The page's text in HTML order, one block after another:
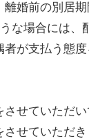
婚前の別居
な場合には、
が支払う態
せていただい
せていただき